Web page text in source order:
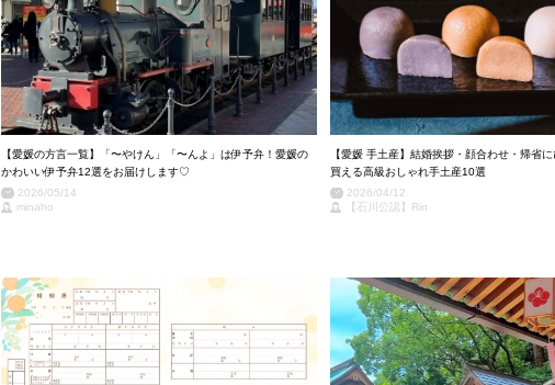
【愛媛の方言一覧】「〜やけん」「〜んよ」は伊予弁！愛媛の
かわいい伊予弁12選をお届けします♡
2026/05/14
minaho
【愛媛 手土産】結婚挨拶・顔合わせ・帰省
買える高級おしゃれ手土産10選
2026/04/12
【石川公認】Rin